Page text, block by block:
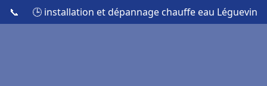
📞 🕒 installation et dépannage chauffe eau Léguevin